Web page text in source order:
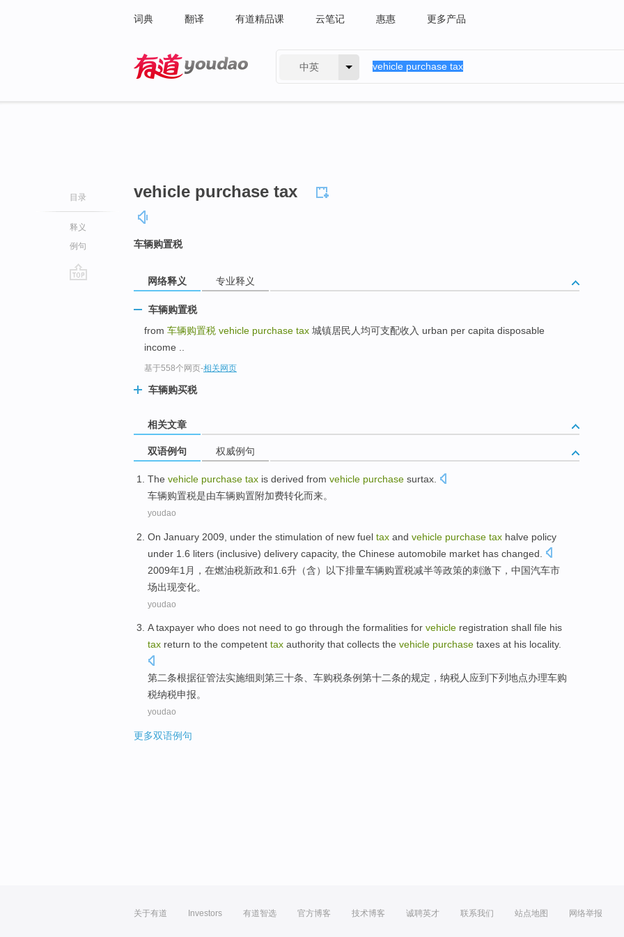
词典 翻译 有道精品课 云笔记 惠惠 更多产品
中英
目录
释义
例句
vehicle purchase tax
车辆购置税
网络释义 专业释义
车辆购置税
from 车辆购置税 vehicle purchase tax 城镇居民人均可支配收入 urban per capita disposable
income ..
基于558个网页-相关网页
车辆购买税
相关文章
双语例句 权威例句
The vehicle purchase tax is derived from vehicle purchase surtax
车辆购置税是由车辆购置附加费转化而来。
youdao
On January 2009, under the stimulation of new fuel tax and vehicle purchase tax halve policy
under 1.6 liters (inclusive) delivery capacity, the Chinese automobile market has changed
2009年1月 ，在燃油税新政和1.6升 （含） 以下排量车辆购置税减半等政策的刺激下 ， 中国汽车市
场出现变化。
youdao
A taxpayer who does not need to go through the formalities for vehicle registration shall file his
tax return to the competent tax authority that collects the vehicle purchase taxes at his locality.
第二条根据征管法实施细则第三十条、 车购税条例第十二条的规定，纳税人应到下列地点办理车购
税纳税申报。
youdao
更多双语例句
关于有道 Investors 有道智选 官方博客 技术博客 诚聘英才 联系我们 站点地图 网络举报